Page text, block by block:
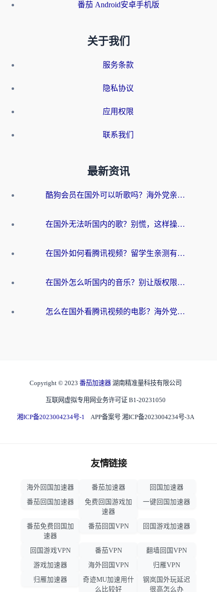
番茄 Android安卓手机版
关于我们
服务条款
隐私协议
应用权限
联系我们
最新资讯
酷狗会员在国外可以听歌吗？海外党亲测有效：3步解决音乐权限难题
在国外无法听国内的歌？别慌，这样操作就能畅听QQ音乐（附亲测加速器推荐）
在国外如何看腾讯视频？留学生亲测有效的回国加速方案
在国外怎么听国内的音乐？别让版权限制断了你的华语歌单
怎么在国外看腾讯视频的电影？海外党亲测有效的回国加速指南
Copyright © 2023 番茄加速器 湖南精准量科技有限公司
互联网虚拟专用网业务许可证 B1-20231050
湘ICP备2023004234号-1 APP备案号 湘ICP备2023004234号-3A
友情链接
海外回国加速器 番茄加速器
回国加速器
番茄回国加速器
免费回国游戏加
速器
一键回国加速器
番茄免费回国加
速器
番茄回国VPN 回国游戏加速器
回国游戏VPN 番茄VPN
翻墙回国VPN
游戏加速器
海外回国VPN
归雁VPN
归雁加速器
奇迹MU加速用什
么比较好
钢岚国外玩延迟
很高怎么办